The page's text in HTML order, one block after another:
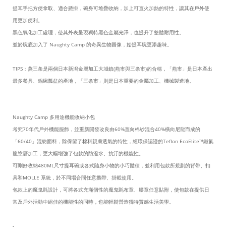
提耳手把方便拿取、適合懸掛，碗身可堆疊收納，加上可直火加熱的特性，讓其在戶外使
用更加便利。
黑色氧化加工處理，使其外表呈現獨特黑色金屬光澤，也提升了整體耐用性。
並於碗底加入了 Naughty Camp 的奇異生物圖像，始提耳碗更添趣味。
TIPS：燕三条是兩個日本新潟金屬加工大城鎮(燕市與三条市)的合稱，「燕市」是日本產出
最多餐具、鍋碗瓢盆的產地，「三条市」則是日本重要的金屬加工、機械製造地。
Naughty Camp 多用途機能收納小包
考究70年代戶外機能服飾，並重新開發改良由60%直向棉紗混合40%橫向尼龍而成的
「60/40」混紡面料，除保留了棉料親膚透氣的特性，經環保認證的Teflon EcoElite™鐵氟
龍塗層加工，更大幅增強了包款的防潑水、抗汙的機能性。
可剛好收納480ML尺寸提耳碗或各式隨身小物的小巧體積，並利用包款所規劃的背帶、扣
具和MOLLE 系統，於不同場合間任意攜帶、掛載使用。
包款上的魔鬼氈設計，可將各式充滿個性的魔鬼氈布章、膠章任意貼附，使包款在提供日
常及戶外活動中絕佳的機能性的同時，也能輕鬆營造獨特質感生活美學。
-